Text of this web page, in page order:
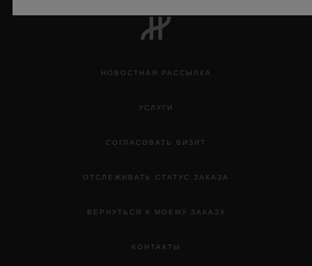
НОВОСТНАЯ РАССЫЛКА
УСЛУГИ
СОГЛАСОВАТЬ ВИЗИТ
ОТСЛЕЖИВАТЬ СТАТУС ЗАКАЗА
ВЕРНУТЬСЯ К МОЕМУ ЗАКАЗУ
КОНТАКТЫ